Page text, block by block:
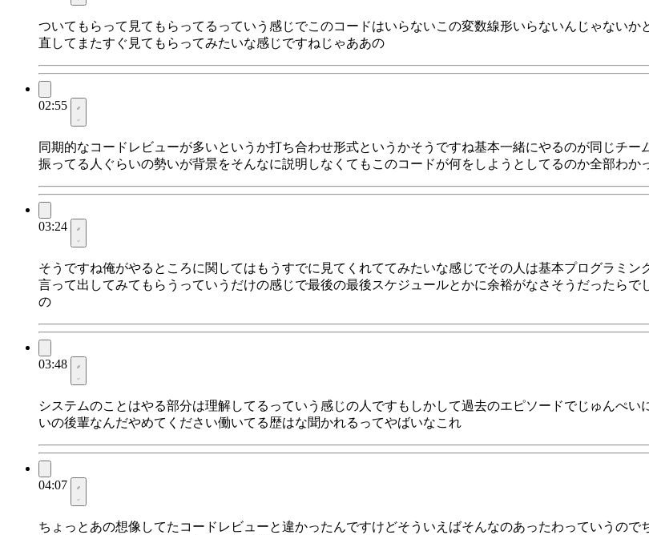
ついてもらって見てもらってるっていう感じでこのコードはいらないこの変数線形いらないんじゃない
直してまたすぐ見てもらってみたいな感じですねじゃああの
02:55
同期的なコードレビューが多いというか打ち合わせ形式というかそうですね基本一緒にやるのが同じチ
振ってる人ぐらいの勢いが背景をそんなに説明しなくてもこのコードが何をしようとしてるのか全部わ
03:24
そうですね俺がやるところに関してはもうすでに見てくれててみたいな感じでその人は基本プログラミ
言って出してみてもらうっていうだけの感じで最後の最後スケジュールとかに余裕がなさそうだったら
の
03:48
システムのことはやる部分は理解してるっていう感じの人ですもしかして過去のエピソードでじゅんぺ
いの後輩なんだやめてください働いてる歴はな聞かれるってやばいなこれ
04:07
ちょっとあの想像してたコードレビューと違かったんですけどそういえばそんなのあったわっていうの